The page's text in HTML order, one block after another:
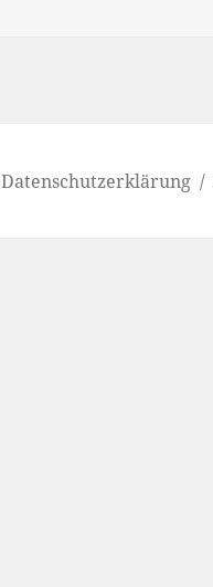
Datenschutzerklärung